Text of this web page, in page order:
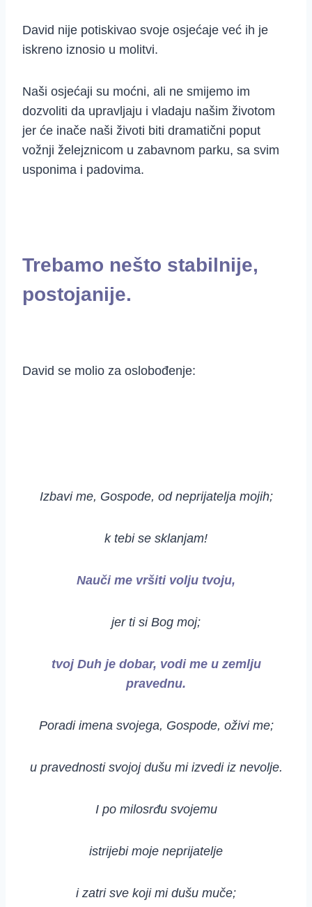
David nije potiskivao svoje osjećaje već ih je
iskreno iznosio u molitvi.
Naši osjećaji su moćni, ali ne smijemo im
dozvoliti da upravljaju i vladaju našim životom
jer će inače naši životi biti dramatični poput
vožnji želejznicom u zabavnom parku, sa svim
usponima i padovima.
Trebamo nešto stabilnije,
postojanije.
David se molio za oslobođenje:
Izbavi me, Gospode, od neprijatelja mojih;
k tebi se sklanjam!
Nauči me vršiti volju tvoju,
jer ti si Bog moj;
tvoj Duh je dobar, vodi me u zemlju
pravednu.
Poradi imena svojega, Gospode, oživi me;
u pravednosti svojoj dušu mi izvedi iz nevolje.
I po milosrđu svojemu
istrijebi moje neprijatelje
i zatri sve koji mi dušu muče;